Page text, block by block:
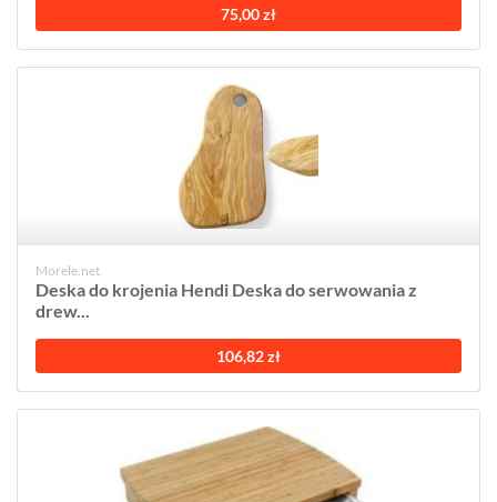
75,00 zł
Morele.net
Deska do krojenia Hendi Deska do serwowania z
drew...
106,82 zł